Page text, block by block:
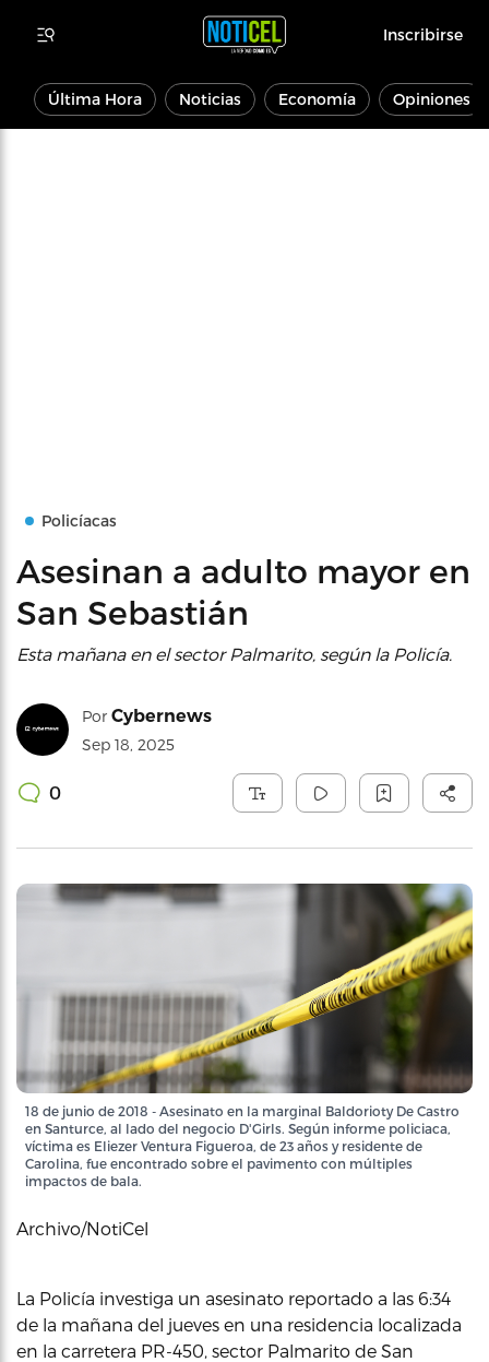
Inscribirse
Última Hora Noticias Economía Opiniones
Policíacas
Asesinan a adulto mayor en
San Sebastián
Esta mañana en el sector Palmarito, según la Policía.
Por Cybernews
Sep 18, 2025
0
18 de junio de 2018 - Asesinato en la marginal Baldorioty De Castro
en Santurce, al lado del negocio D'Girls. Según informe policiaca,
víctima es Eliezer Ventura Figueroa, de 23 años y residente de
Carolina, fue encontrado sobre el pavimento con múltiples
impactos de bala.
Archivo/NotiCel
La Policía investiga un asesinato reportado a las 6:34
de la mañana del jueves en una residencia localizada
en la carretera PR-450, sector Palmarito de San